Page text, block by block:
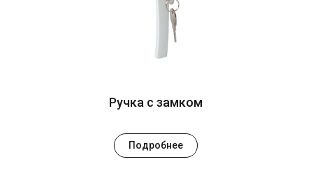
Подробнее
Ручка с замком